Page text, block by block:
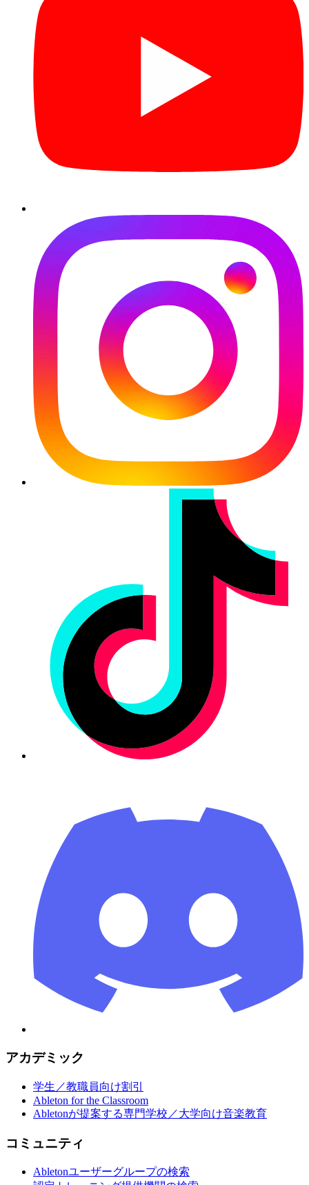
アカデミック
学生／教職員向け割引
Ableton for the Classroom
Abletonが提案する専門学校／大学向け音楽教育
コミュニティ
Abletonユーザーグループの検索